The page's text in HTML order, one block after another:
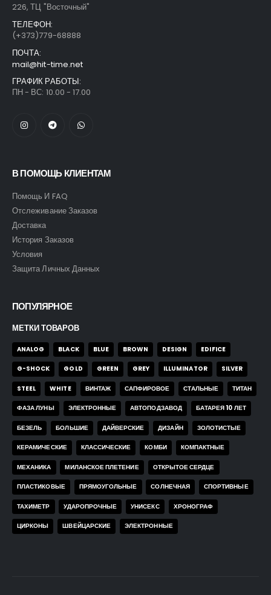
226, ТЦ "Восточный"
ТЕЛЕФОН:
(+373)779-68888
ПОЧТА:
mail@hit-time.net
ГРАФИК РАБОТЫ:
ПН - ВС: 10.00 - 17.00
В ПОМОЩЬ КЛИЕНТАМ
Помощь И FAQ
Отслеживание Заказов
Доставка
История Заказов
Условия
Защита Личных Данных
ПОПУЛЯРНОЕ
МЕТКИ ТОВАРОВ
ANALOG BLACK BLUE BROWN DESIGN EDIFICE
G-SHOCK GOLD GREEN GREY ILLUMINATOR SILVER
STEEL WHITE ВИНТАЖ САПФИРОВОЕ СТАЛЬНЫЕ ТИТАН
ФАЗА ЛУНЫ ЭЛЕКТРОННЫЕ АВТОПОДЗАВОД БАТАРЕЯ 10 ЛЕТ
БЕЗЕЛЬ БОЛЬШИЕ ДАЙВЕРСКИЕ ДИЗАЙН ЗОЛОТИСТЫЕ
КЕРАМИЧЕСКИЕ КЛАССИЧЕСКИЕ КОМБИ КОМПАКТНЫЕ
МЕХАНИКА МИЛАНСКОЕ ПЛЕТЕНИЕ ОТКРЫТОЕ СЕРДЦЕ
ПЛАСТИКОВЫЕ ПРЯМОУГОЛЬНЫЕ СОЛНЕЧНАЯ СПОРТИВНЫЕ
ТАХИМЕТР УДАРОПРОЧНЫЕ УНИСЕКС ХРОНОГРАФ
ЦИРКОНЫ ШВЕЙЦАРСКИЕ ЭЛЕКТРОННЫЕ